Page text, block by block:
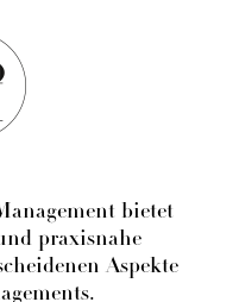
bietet
praxisnahe
Aspekte